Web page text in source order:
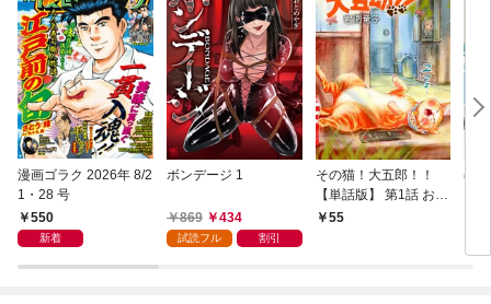
漫画ゴラク 2026年 8/2
1・28 号
550
新着
ボンデージ 1
869 434
試読フル 割引
その猫！大五郎！！
【単話版】 第1話 おば
あちゃんと猫
55
ほ